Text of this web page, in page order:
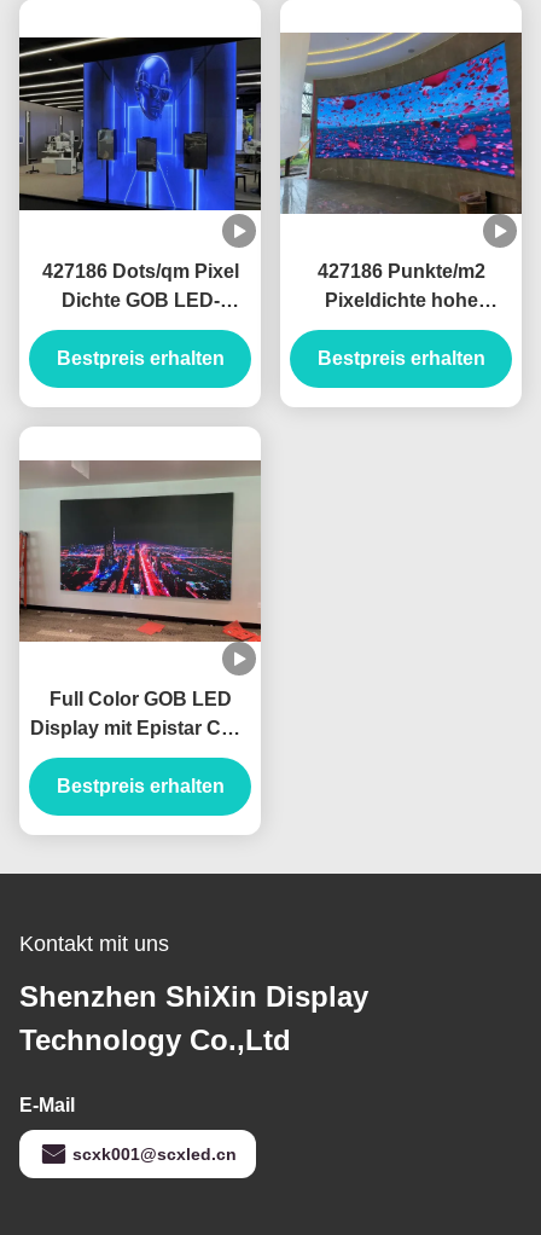
Zuverlässigkeit
427186 Dots/qm Pixel
Dichte GOB LED-
Anzeige 1R1G1B
Pixelzusammensetzung
000 Stunden
Bestpreis erhalten
427186 Punkte/m2
Pixeldichte hohe
Flachheit LED-Display
mit 000 Stunden
Betriebsdauer
Bestpreis erhalten
Full Color GOB LED
Display mit Epistar Chip
427186 Dots/qm
Pixeldichte
Bestpreis erhalten
Kontakt mit uns
Shenzhen ShiXin Display
Technology Co.,Ltd
E-Mail
scxk001@scxled.cn